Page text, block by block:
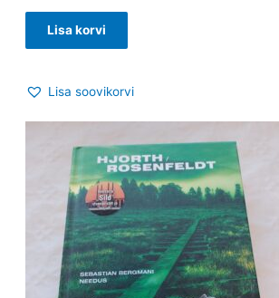
Lisa korvi
Lisa soovikorvi